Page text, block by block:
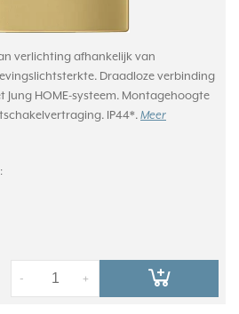
verlichting afhankelijk van
Draadloze verbinding
HOME-systeem. Montagehoogte
IP44*. Meer
+
-